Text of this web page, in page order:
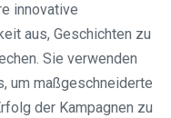
innovative
aus, Geschichten zu
Sie verwenden
um maßgeschneiderte
der Kampagnen zu